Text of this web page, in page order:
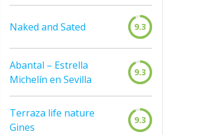
Naked and Sated 9.3
Abantal – Estrella
Michelín en Sevilla
9.3
Terraza life nature
Gines
9.3